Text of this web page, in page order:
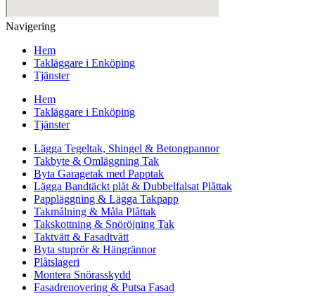
Navigering
Hem
Takläggare i Enköping
Tjänster
Hem
Takläggare i Enköping
Tjänster
Lägga Tegeltak, Shingel & Betongpannor
Takbyte & Omläggning Tak
Byta Garagetak med Papptak
Lägga Bandtäckt plåt & Dubbelfalsat Plåttak
Pappläggning & Lägga Takpapp
Takmålning & Måla Plåttak
Takskottning & Snöröjning Tak
Taktvätt & Fasadtvätt
Byta stuprör & Hängrännor
Plåtslageri
Montera Snörasskydd
Fasadrenovering & Putsa Fasad